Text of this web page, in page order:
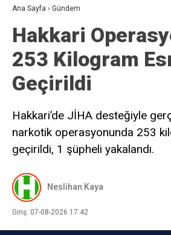
Ana Sayfa › Gündem
Hakkari
253 Kilogram
Geçirildi
Hakkari’de JİHA desteğiyle
narkotik operasyonunda 253
geçirildi, 1 şüpheli yakalandı.
Neslihan Kaya
Giriş: 07-08-2026 17:42